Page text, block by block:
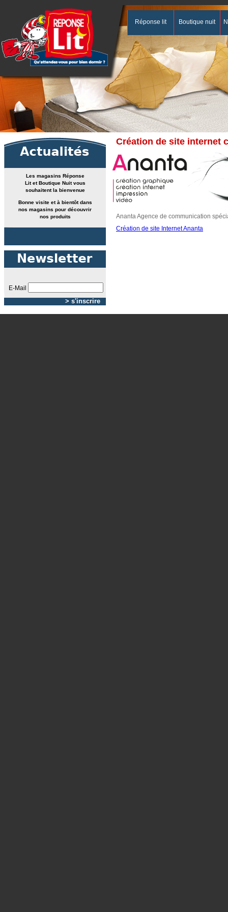
Réponse lit Boutique nuit
Les magasins Réponse
LitetBoutique Nuitvous
souhaitent la bienvenue
Bonne visite et à bientôt dans
nos magasins pour découvrir
nos produits
E-Mail
Création de site internet
Ananta Agence de communication
Création de site Internet Ananta